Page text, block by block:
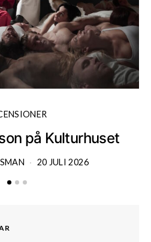
på Kulturhuset
20 JULI 2026